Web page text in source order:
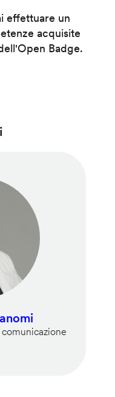
effettuare un
acquisite
Badge.